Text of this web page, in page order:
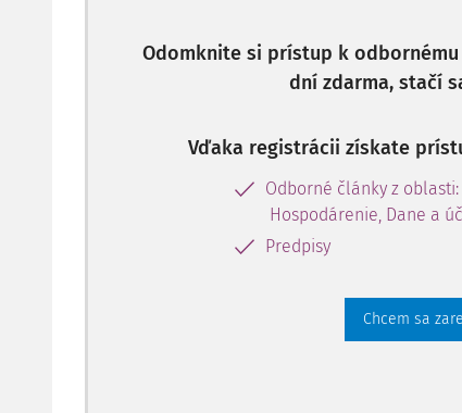
Odomknite si prístup k
dní zdarma, stačí
Vďaka registrácii získate
Odborné články z
Hospodárenie, Dane a
Predpisy
Chcem sa